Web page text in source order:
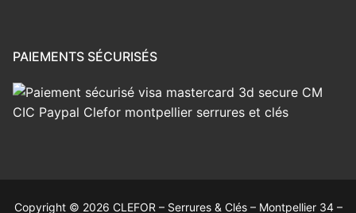
PAIEMENTS SÉCURISÉS
Copyright © 2026 CLEFOR – Serrures & Clés – Montpellier 34 –